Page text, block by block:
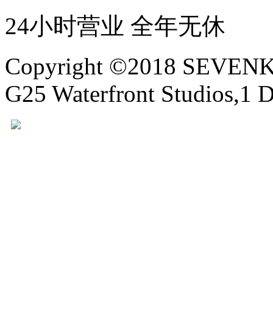
24小时营业 全年无休
Copyright ©2018
G25 Waterfront Studios,1